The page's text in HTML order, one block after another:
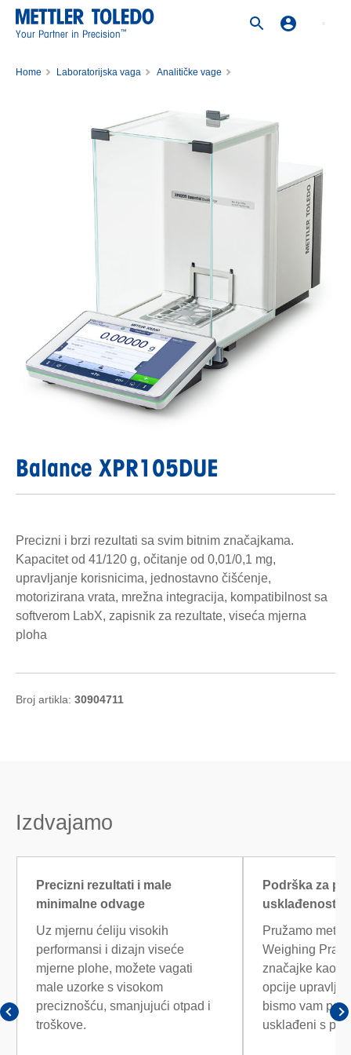
Your Partner in Precision™
Home Laboratorijska vaga
Analitičke vage
Balance XPR105DUE
Precizni i brzi rezultati sa svim bitnim značajkama.
Kapacitet od 41/120 g, očitanje od 0,01/0,1 mg,
upravljanje korisnicima, jednostavno čišćenje,
motorizirana vrata, mrežna integracija, kompatibilnost sa
softverom LabX, zapisnik za rezultate, viseća mjerna
ploha
Broj artikla: 30904711
Izdvajamo
Precizni rezultati i male
minimalne odvage
Uz mjernu ćeliju visokih
performansi i dizajn viseće
mjerne plohe, možete vagati
male uzorke s visokom
preciznošću, smanjujući otpad i
troškove.
Podrška za
usklađenost
Pružamo
Weighing
značajke kao
opcije
bismo vam
usklađeni s